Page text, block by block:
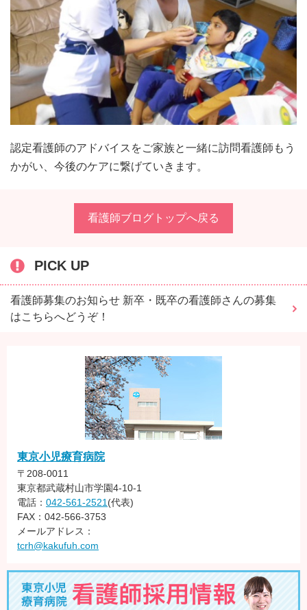
認定看護師のアドバイスをご家族と一緒に訪問看護師もう
かがい、今後のケアに繋げていきます。
看護師ブログトップへ戻る
PICK UP
看護師募集のお知らせ 新卒・既卒の看護師さんの募集
はこちらへどうぞ！
東京小児療育病院
〒208-0011
東京都武蔵村山市学園4-10-1
電話： 042-561-2521 (代表)
FAX：042-566-3753
メールアドレス：
tcrh@kakufuh.com